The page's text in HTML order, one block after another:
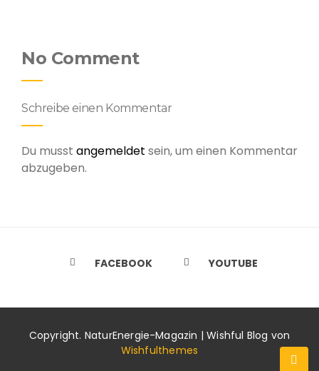
No Comment
Schreibe einen Kommentar
Du musst angemeldet sein, um einen Kommentar
abzugeben.
FACEBOOK YOUTUBE
Copyright. NaturEnergie-Magazin | Wishful Blog von
Wishfulthemes